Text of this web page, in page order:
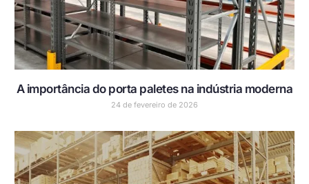
A importância do porta paletes na indústria moderna
24 de fevereiro de 2026